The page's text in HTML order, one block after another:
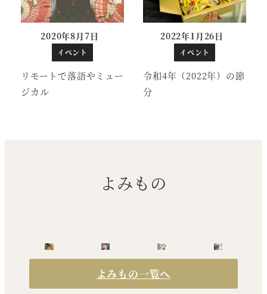
リモートで落語やミュー
ジカル
投稿日
2020年8月7日
イベント
令和4年（2022年）の節
分
投稿日
2022年1月26日
イベント
よみもの
よみもの一覧へ